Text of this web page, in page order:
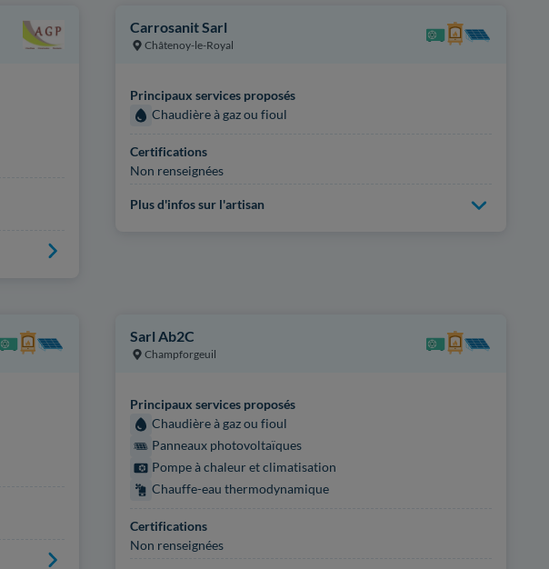
Carrosanit Sarl
Châtenoy-le-Royal
Principaux services proposés
Chaudière à gaz ou fioul
Certifications
Non renseignées
Plus d'infos sur l'artisan
Sarl Ab2C
Champforgeuil
Principaux services proposés
Chaudière à gaz ou fioul
Panneaux photovoltaïques
Pompe à chaleur et climatisation
Chauffe-eau thermodynamique
Certifications
Non renseignées